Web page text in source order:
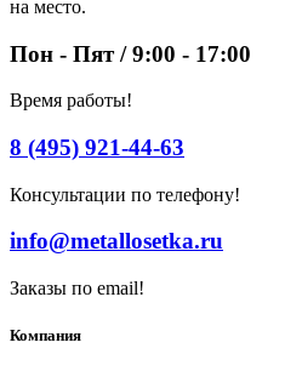
на место.
Пон - Пят / 9:00 - 17:00
Время работы!
8 (495) 921-44-63
Консультации по телефону!
info@metallosetka.ru
Заказы по email!
Компания